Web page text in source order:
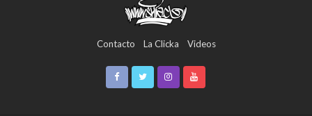
Contacto La Clicka Videos